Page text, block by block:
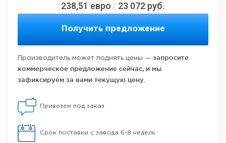
238,51 евро / 23 072 руб.
Получить предложение
Производитель может поднять цены — запросите
коммерческое предложение сейчас, и мы
зафиксируем за вами текущую цену.
Привезем под заказ
Срок поставки с завода 6-8 недель